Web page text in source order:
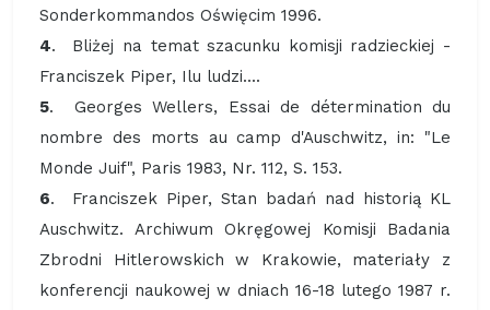
Sonderkommandos Oświęcim 1996.
4. Bliżej na temat szacunku komisji radzieckiej -
Franciszek Piper, Ilu ludzi....
5. Georges Wellers, Essai de détermination du
nombre des morts au camp d'Auschwitz, in: "Le
Monde Juif", Paris 1983, Nr. 112, S. 153.
6. Franciszek Piper, Stan badań nad historią KL
Auschwitz. Archiwum Okręgowej Komisji Badania
Zbrodni Hitlerowskich w Krakowie, materiały z
konferencji naukowej w dniach 16-18 lutego 1987 r.